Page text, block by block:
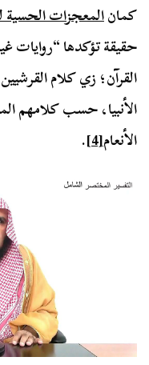
كمانالمعجزات الحسية
حقيقة تؤكدها “روايات
القرآن؛ زي كلام
الأنبيا، حسب كلامهم
الأنعام[4]
.